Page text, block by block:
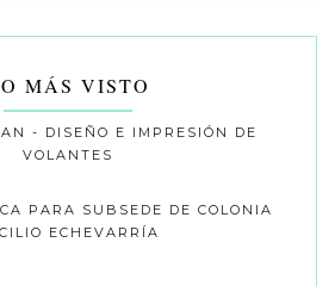
MÁS VISTO
- DISEÑO E IMPRESIÓN DE
VOLANTES
PARA SUBSEDE DE COLONIA
ECHEVARRÍA